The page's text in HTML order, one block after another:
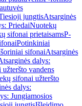
jungtisAtsarginės
PriedaiNuotekų
sifonai prietaisamsP-
Potinkiniai
sifonaiAtsarginės
dalys:
vandens
sifonai užteršto
dalys:
Jungiamosios